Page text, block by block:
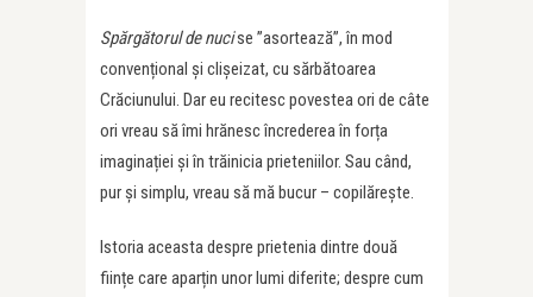
Spărgătorul de nucise ”asortează”, în mod
convențional și clișeizat, cu sărbătoarea
Crăciunului. Dar eu recitesc povestea ori de câte
ori vreau să îmi hrănesc încrederea în forța
imaginației și în trăinicia prieteniilor. Sau când,
pur și simplu, vreau să mă bucur – copilărește.
Istoria aceasta despre prietenia dintre două
ființe care aparțin unor lumi diferite; despre cum